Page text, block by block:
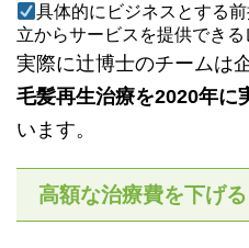
具体的にビジネスとする
立からサービスを提供でき
実際に辻博士のチームは
毛髪再生治療を2020年に
います。
高額な治療費を下げ